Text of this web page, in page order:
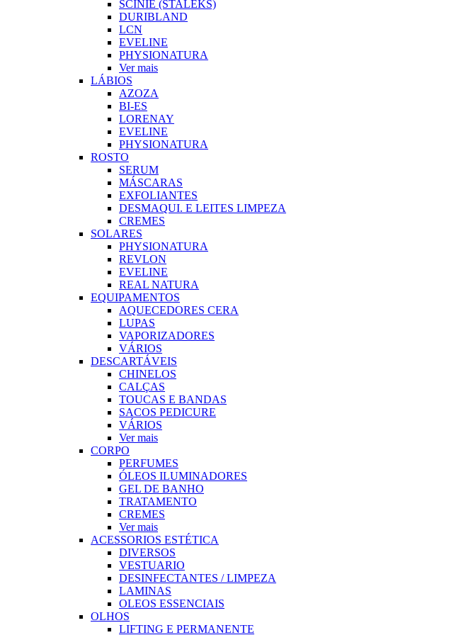
SCINIE (STALEKS)
DURIBLAND
LCN
EVELINE
PHYSIONATURA
Ver mais
LÁBIOS
AZOZA
BI-ES
LORENAY
EVELINE
PHYSIONATURA
ROSTO
SERUM
MÁSCARAS
EXFOLIANTES
DESMAQUI. E LEITES LIMPEZA
CREMES
SOLARES
PHYSIONATURA
REVLON
EVELINE
REAL NATURA
EQUIPAMENTOS
AQUECEDORES CERA
LUPAS
VAPORIZADORES
VÁRIOS
DESCARTÁVEIS
CHINELOS
CALÇAS
TOUCAS E BANDAS
SACOS PEDICURE
VÁRIOS
Ver mais
CORPO
PERFUMES
ÓLEOS ILUMINADORES
GEL DE BANHO
TRATAMENTO
CREMES
Ver mais
ACESSORIOS ESTÉTICA
DIVERSOS
VESTUARIO
DESINFECTANTES / LIMPEZA
LAMINAS
OLEOS ESSENCIAIS
OLHOS
LIFTING E PERMANENTE